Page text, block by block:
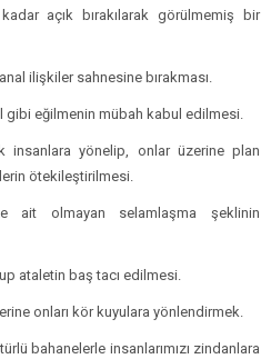
açık bırakılarak görülmemiş bir
ilişkiler sahnesine bırakması.
eğilmenin mübah kabul edilmesi.
insanlara yönelip, onlar üzerine plan
ötekileştirilmesi.
ait olmayan selamlaşma şeklinin
ataletin baş tacı edilmesi.
onları kör kuyulara yönlendirmek.
bahanelerle insanlarımızı zindanlara